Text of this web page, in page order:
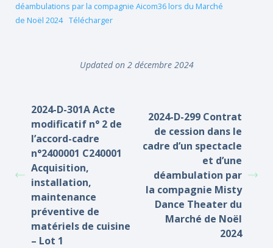
déambulations par la compagnie Aicom36 lors du Marché
de Noël 2024 Télécharger
Updated on 2 décembre 2024
2024-D-301A Acte
modificatif n° 2 de
l’accord-cadre
n°2400001 C240001
Acquisition,
installation,
maintenance
préventive de
matériels de cuisine
– Lot 1
2024-D-299 Contrat
de cession dans le
cadre d’un spectacle
et d’une
déambulation par
la compagnie Misty
Dance Theater du
Marché de Noël
2024